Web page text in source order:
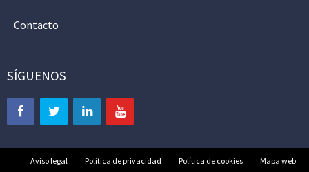
Contacto
SÍGUENOS
Aviso legal Política de privacidad Política de cookies Mapa web